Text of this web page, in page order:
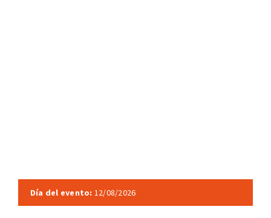
Día del evento: 12/08/2026